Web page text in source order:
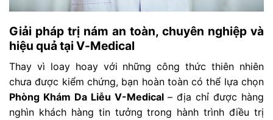
Giải pháp trị nám an toàn, chuyên nghiệp và
hiệu quả tại V-Medical
Thay vì loay hoay với những công thức thiên nhiên
chưa được kiểm chứng, bạn hoàn toàn có thể lựa chọn
Phòng Khám Da Liễu V-Medical– địa chỉ được hàng
nghìn khách hàng tin tưởng trong hành trình điều trị